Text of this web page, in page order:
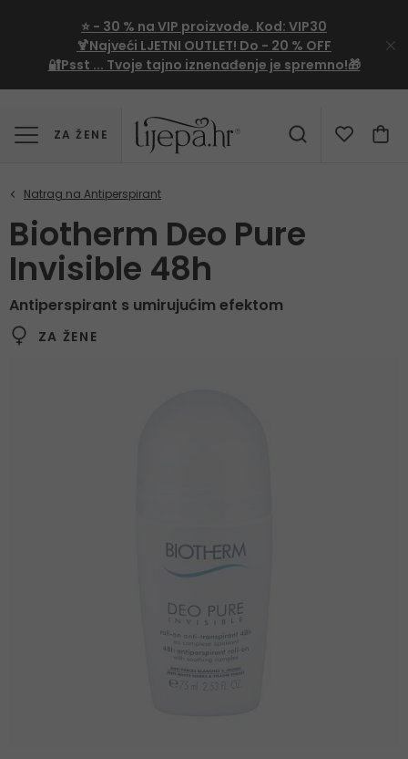
⭐ - 30 % na VIP proizvode. Kod: VIP30
🍹Najveći LJETNI OUTLET! Do - 20 % OFF
🔐Psst ... Tvoje tajno iznenađenje je spremno!🎁
ZA ŽENE
Biotherm Deo Pure
Invisible 48h
Antiperspirant s umirujućim efektom
ZA ŽENE